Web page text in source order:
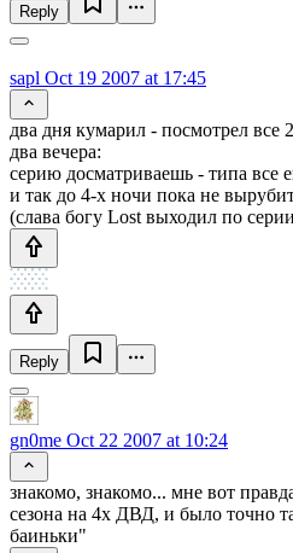
Reply
sapl Oct 19 2007 at 17:45
два дня кумарил - посмотрел все
два вечера:
серию досматриваешь - типа все
и так до 4-x ночи пока не
(слава богу Lost выходил по
Reply
gn0me Oct 22 2007 at 10:24
знакомо, знакомо... мне вот
сезона на 4х ДВД, и было точно
баиньки"